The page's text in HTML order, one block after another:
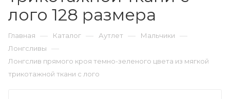
лого 128 размера
Главная — Каталог — Аутлет — Мальчики —
Лонгсливы —
Лонгслив прямого кроя темно-зеленого цвета из мягкой
трикотажной ткани с лого